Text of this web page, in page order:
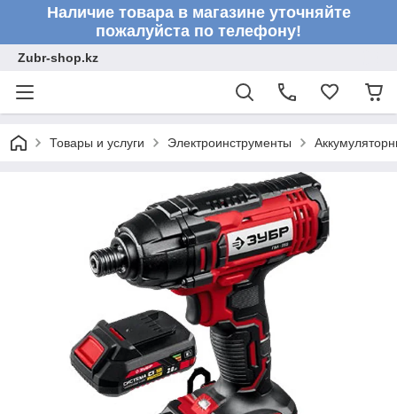
Наличие товара в магазине уточняйте
пожалуйста по телефону!
Zubr-shop.kz
Товары и услуги Электроинструменты